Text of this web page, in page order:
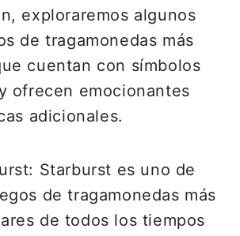
exploraremos algunos
de tragamonedas más
cuentan con símbolos
ofrecen emocionantes
adicionales.
Starburst es uno de
de tragamonedas más
de todos los tiempos